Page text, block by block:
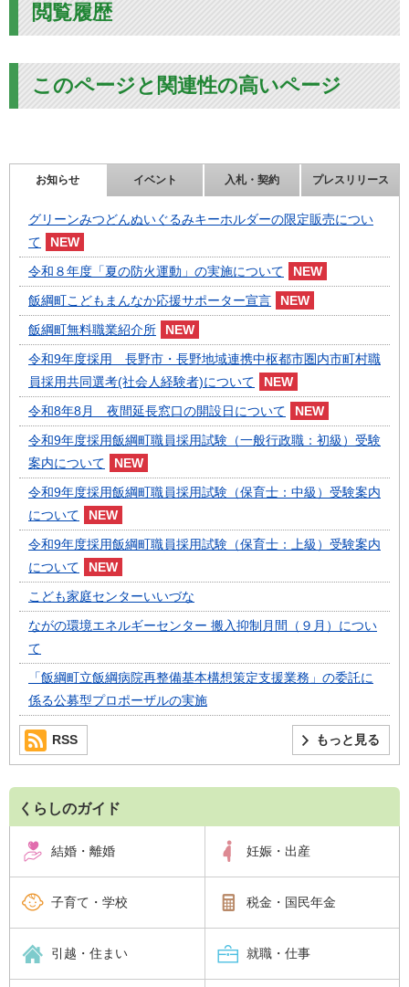
閲覧履歴
このページと関連性の高いページ
お知らせ イベント 入札・契約 プレスリリース
グリーンみつどんぬいぐるみキーホルダーの限定販売につい
て
令和８年度「夏の防火運動」の実施について
飯綱町こどもまんなか応援サポーター宣言
飯綱町無料職業紹介所
令和9年度採用 長野市・長野地域連携中枢都市圏内市町村職
員採用共同選考(社会人経験者)について
令和8年8月 夜間延長窓口の開設日について
令和9年度採用飯綱町職員採用試験（一般行政職：初級）受験
案内について
令和9年度採用飯綱町職員採用試験（保育士：中級）受験案内
について
令和9年度採用飯綱町職員採用試験（保育士：上級）受験案内
について
こども家庭センターいいづな
ながの環境エネルギーセンター 搬入抑制月間（９月）につい
て
「飯綱町立飯綱病院再整備基本構想策定支援業務」の委託に
係る公募型プロポーザルの実施
もっと見る
RSS
くらしのガイド
結婚・離婚 妊娠・出産
子育て・学校 税金・国民年金
引越・住まい 就職・仕事